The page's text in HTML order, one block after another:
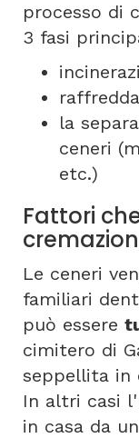
processo di
3 fasi
la
ceneri
etc.)
Fattori
Le ceneri
familiari
può essere
cimitero di
seppellita in
In altri casi
in casa da